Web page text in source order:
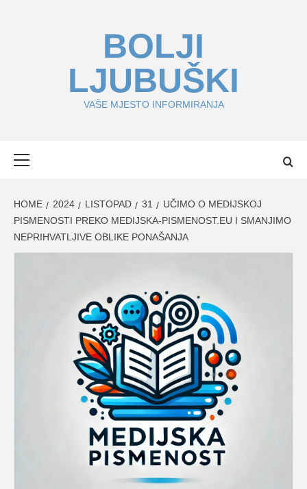
BOLJI
LJUBUŠKI
VAŠE MJESTO INFORMIRANJA
HOME 2024 LISTOPAD 31
UČIMO O MEDIJSKOJ
PISMENOSTI PREKO MEDIJSKA-PISMENOST.EU I SMANJIMO
NEPRIHVATLJIVE OBLIKE PONAŠANJA